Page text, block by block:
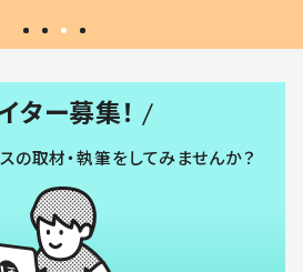
ター募集！
の取材・執筆をしてみませんか？